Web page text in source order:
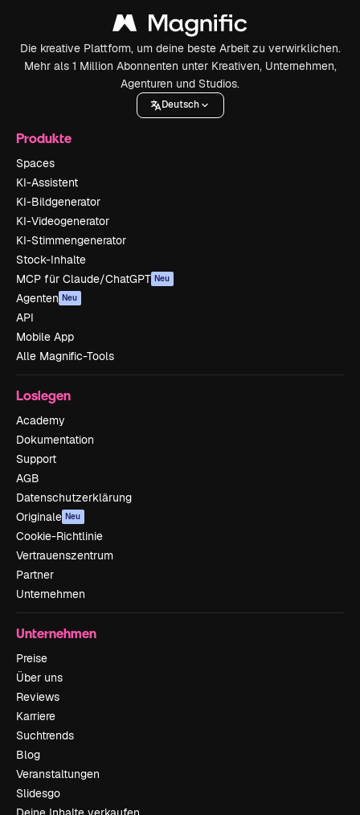
Die kreative Plattform, um deine beste Arbeit zu verwirklichen.
Mehr als 1 Million Abonnenten unter Kreativen, Unternehmen,
Agenturen und Studios.
Deutsch
Produkte
Spaces
KI-Assistent
KI-Bildgenerator
KI-Videogenerator
KI-Stimmengenerator
Stock-Inhalte
MCP für Claude/ChatGPT Neu
Agenten Neu
API
Mobile App
Alle Magnific-Tools
Loslegen
Academy
Dokumentation
Support
AGB
Datenschutzerklärung
Originale Neu
Cookie-Richtlinie
Vertrauenszentrum
Partner
Unternehmen
Unternehmen
Preise
Über uns
Reviews
Karriere
Suchtrends
Blog
Veranstaltungen
Slidesgo